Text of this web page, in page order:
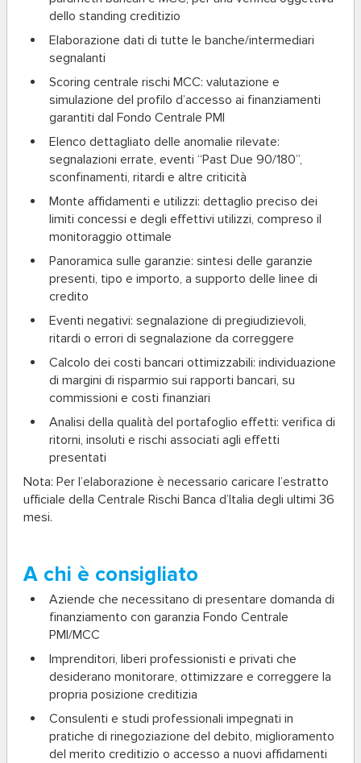
dello standing creditizio
Elaborazione dati di tutte le banche/intermediari
segnalanti
Scoring centrale rischi MCC: valutazione e
simulazione del profilo d’accesso ai finanziamenti
garantiti dal Fondo Centrale PMI
Elenco dettagliato delle anomalie rilevate:
segnalazioni errate, eventi “Past Due 90/180”,
sconfinamenti, ritardi e altre criticità
Monte affidamenti e utilizzi: dettaglio preciso dei
limiti concessi e degli effettivi utilizzi, compreso il
monitoraggio ottimale
Panoramica sulle garanzie: sintesi delle garanzie
presenti, tipo e importo, a supporto delle linee di
credito
Eventi negativi: segnalazione di pregiudizievoli,
ritardi o errori di segnalazione da correggere
Calcolo dei costi bancari ottimizzabili: individuazione
di margini di risparmio sui rapporti bancari, su
commissioni e costi finanziari
Analisi della qualità del portafoglio effetti: verifica di
ritorni, insoluti e rischi associati agli effetti
presentati
Nota: Per l’elaborazione è necessario caricare l’estratto
ufficiale della Centrale Rischi Banca d’Italia degli ultimi 36
mesi.
A chi è consigliato
Aziende che necessitano di presentare domanda di
finanziamento con garanzia Fondo Centrale
PMI/MCC
Imprenditori, liberi professionisti e privati che
desiderano monitorare, ottimizzare e correggere la
propria posizione creditizia
Consulenti e studi professionali impegnati in
pratiche di rinegoziazione del debito, miglioramento
del merito creditizio o accesso a nuovi affidamenti